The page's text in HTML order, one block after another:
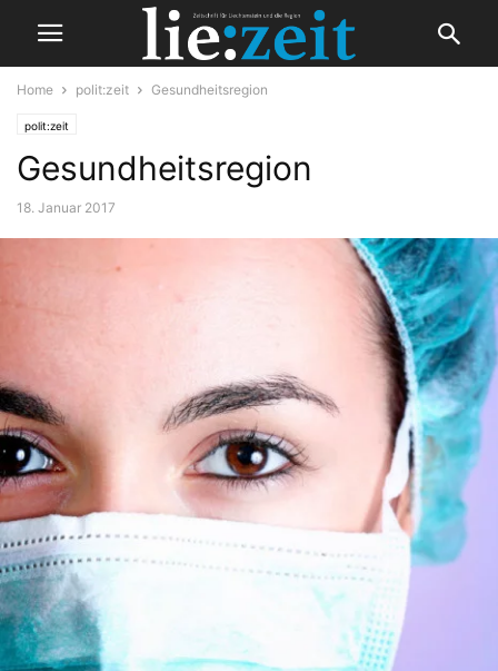
Home polit:zeit Gesundheitsregion
polit:zeit
Gesundheitsregion
18. Januar 2017